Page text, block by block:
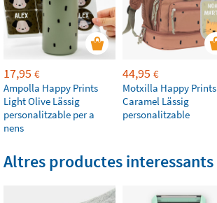
17,95 €
Ampolla Happy Prints
Light Olive Lässig
personalitzable per a
nens
44,95 €
Motxilla Happy Prints
Caramel Lässig
personalitzable
Altres productes interessants